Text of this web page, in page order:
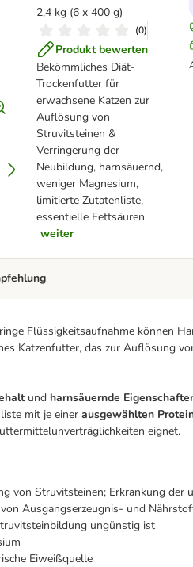
2,4 kg (6 x 400 g)
(0)
Produkt bewerten
Bekömmliches Diät-
Trockenfutter für
erwachsene Katzen zur
Auflösung von
Struvitsteinen &
Verringerung der
Neubildung, harnsäuernd,
weniger Magnesium,
limitierte Zutatenliste,
essentielle Fettsäuren
weiter
Flüssigkeitsaufnahme können
Katzenfutter, das zur Auflösung
und harnsäuernde
mit je einer ausgewählten
eignet.
von Struvitsteinen; Erkrankung der
Ausgangserzeugnis- und
ungünstig ist
Eiweißquelle